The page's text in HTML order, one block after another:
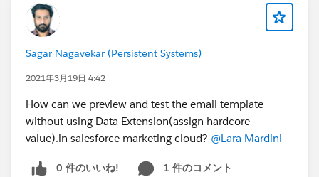
Sagar Nagavekar (Persistent Systems)
2021年3月19日 4:42
How can we preview and test the email template
without using Data Extension(assign hardcore
value).in salesforce marketing cloud? @Lara Mardini
0 件のいいね!
1 件のコメント